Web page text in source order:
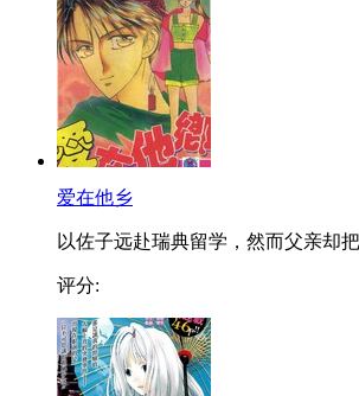
爱在他乡
以佐子远赴瑞典留学，然而父亲却
评分: